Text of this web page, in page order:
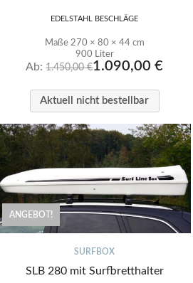
EDELSTAHL BESCHLÄGE
Maße 270 × 80 × 44 cm
900 Liter
Ab:1.450,00€1.090,00€
Aktuell nicht bestellbar
ANGEBOT!
SURFBOX
SLB 280 mit Surfbretthalter